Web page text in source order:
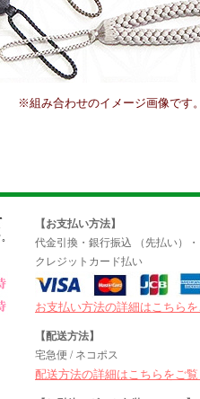
※組み合わせのイメージ画像です。
【お支払い方法】
代金引換・銀行振込 （先払い）・
クレジットカード払い
お支払い方法の詳細はこちら
【配送方法】
宅急便 / ネコポス
配送方法の詳細はこちらをご